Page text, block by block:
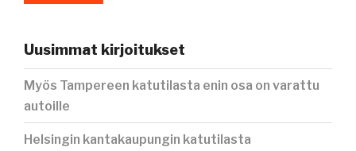
Uusimmat kirjoitukset
Myös Tampereen katutilasta enin osa on varattu
autoille
Helsingin kantakaupungin katutilasta